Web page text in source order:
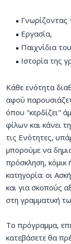
Γνωρίζοντας
Εργασία,
Παιχνίδια
Ιστορία της
Κάθε ενότητα
αφού
όπου "κερδίζει"
φίλων και κάνει
τις Ενότητες,
μπορούμε να
πρόσκληση, κόμικ
κατηγορία: οι
και για σκοπούς
στη γραμματική
Το πρόγραμμα,
κατεβάσετε θα